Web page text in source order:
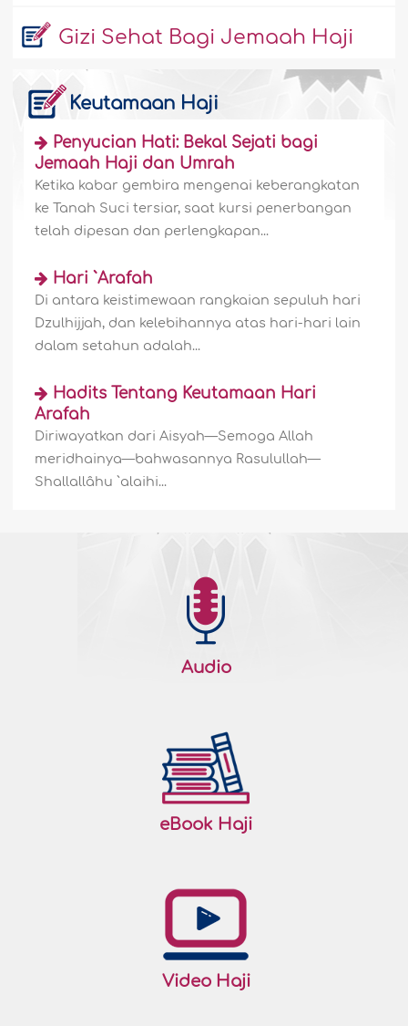
Gizi Sehat Bagi Jemaah Haji
Keutamaan Haji
Penyucian Hati: Bekal Sejati bagi
Jemaah Haji dan Umrah
Ketika kabar gembira mengenai keberangkatan
ke Tanah Suci tersiar, saat kursi penerbangan
telah dipesan dan perlengkapan...
Hari `Arafah
Di antara keistimewaan rangkaian sepuluh hari
Dzulhijjah, dan kelebihannya atas hari-hari lain
dalam setahun adalah...
Hadits Tentang Keutamaan Hari
Arafah
Diriwayatkan dari Aisyah—Semoga Allah
meridhainya—bahwasannya Rasulullah—
Shallallâhu `alaihi...
Audio
eBook Haji
Video Haji